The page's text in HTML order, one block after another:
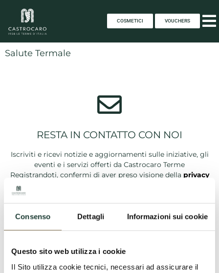
Consenso Dettagli Informazioni sui cookie
Questo sito web utilizza i cookie
Il Sito utilizza cookie tecnici, necessari ad assicurare il
COSMETICI VOUCHERS
Salute Termale
RESTA IN CONTATTO CON NOI
Iscriviti e ricevi notizie e aggiornamenti sulle iniziative, gli
eventi e i servizi offerti da Castrocaro Terme
Registrandoti, confermi di aver preso visione della privacy
ISCRIVITI